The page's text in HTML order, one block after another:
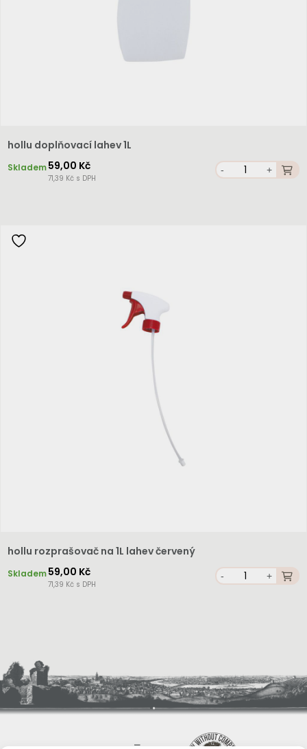
hollu doplňovací lahev 1L
Skladem59,00 Kč
71,39 Kč s DPH
- +
hollu rozprašovač na 1L lahev červený
Skladem59,00 Kč
71,39 Kč s DPH
- +